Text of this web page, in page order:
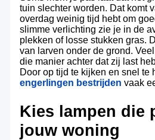
tuin slechter worden. Dat komt
overdag weinig tijd hebt om
slimme verlichting zie je in de
plekken of losse stukken gras.
van larven onder de grond.
die manier achter dat zij last
Door op tijd te kijken en snel te
engerlingen bestrijden vaak
Kies lampen die
jouw woning